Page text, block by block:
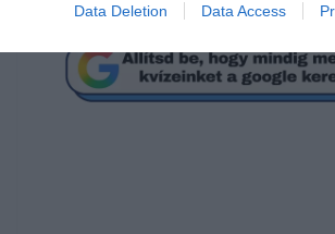
Data Deletion Data Access